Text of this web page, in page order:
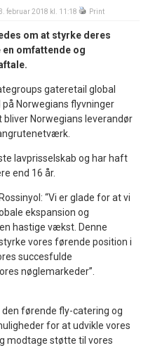
februar 2018 kl. 11:18 Print
om at styrke deres
omfattende og
gateretail global
Norwegians flyvninger
bliver Norwegians leverandør
lavprisselskab og har haft
end 16 år.
“Vi er glade for at vi
ekspansion og
hastige vækst. Denne
vores førende position i
succesfulde
nøglemarkeder”.
førende fly-catering og
for at udvikle vores
modtage støtte til vores